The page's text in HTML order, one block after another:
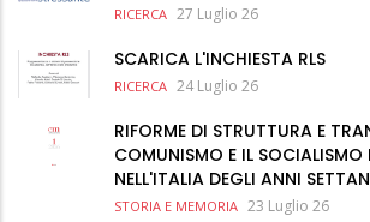
RICERCA 27 Luglio 26
SCARICA L'INCHIESTA RLS
RICERCA 24 Luglio 26
RIFORME DI STRUTTURA E
COMUNISMO E IL SOCIALISMO
NELL'ITALIA DEGLI ANNI
STORIA E MEMORIA 23 Luglio 26